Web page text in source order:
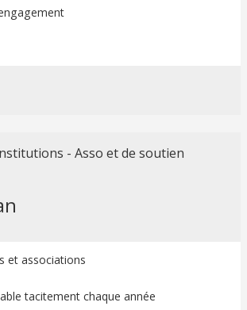
- Asso et de soutien
et associations
tacitement chaque année